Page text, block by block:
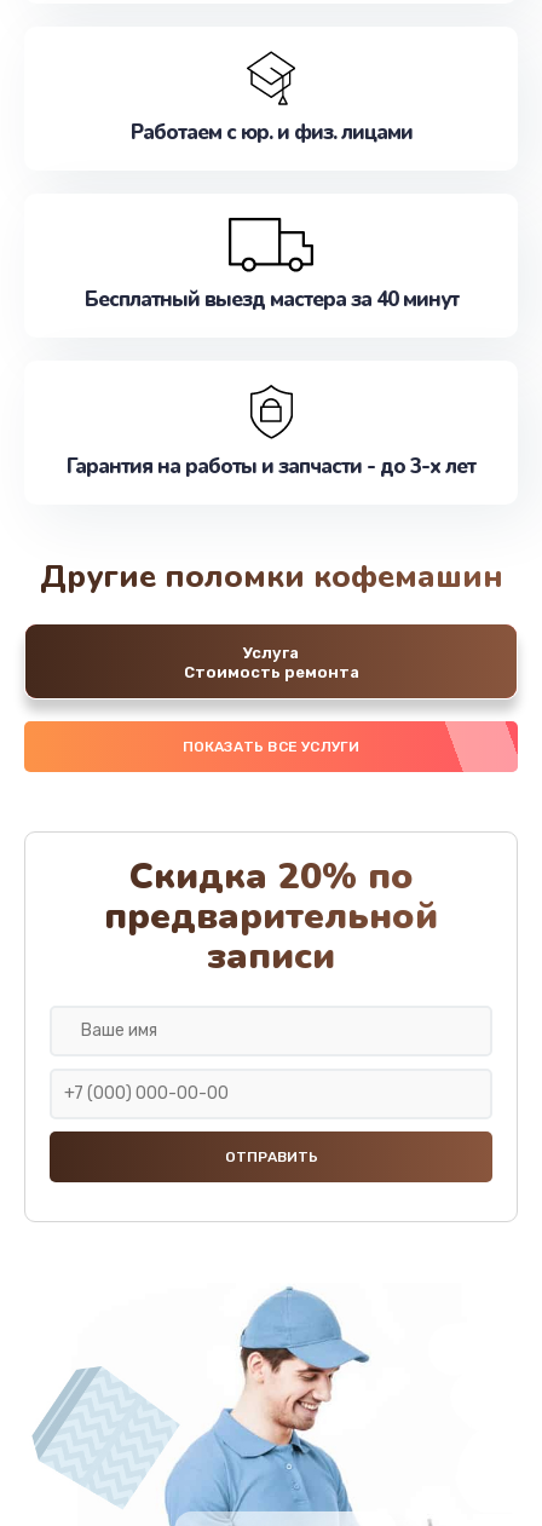
Работаем с юр. и физ. лицами
Бесплатный выезд мастера за 40 минут
Гарантия на работы и запчасти - до 3-х лет
Другие поломки кофемашин
Услуга
Стоимость ремонта
ПОКАЗАТЬ ВСЕ УСЛУГИ
Скидка 20% по
предварительной
записи